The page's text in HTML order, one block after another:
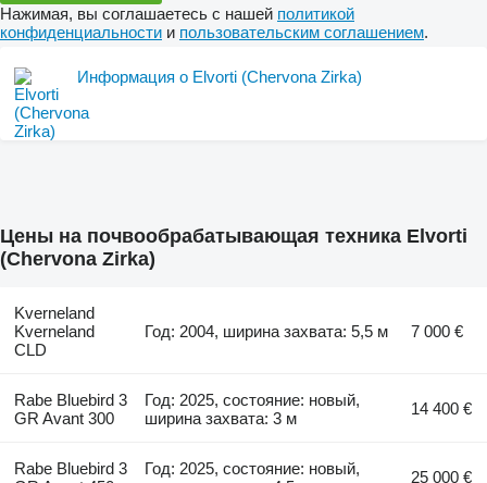
Нажимая, вы соглашаетесь с нашей политикой
конфиденциальности и пользовательским соглашением.
Информация о Elvorti (Chervona Zirka)
Цены на почвообрабатывающая техника Elvorti
(Chervona Zirka)
Kverneland
Kverneland
CLD
Год: 2004, ширина захвата: 5,5 м 7 000 €
Rabe Bluebird 3
GR Avant 300
Год: 2025, состояние: новый,
ширина захвата: 3 м
14 400 €
Rabe Bluebird 3
Год: 2025, состояние: новый,
25 000 €